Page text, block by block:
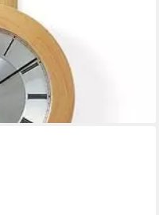
in Germany)